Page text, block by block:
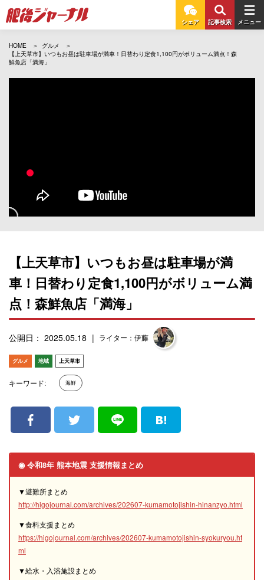
シェア 記事検索 メニュー
HOME
グルメ
【上天草市】いつもお昼は駐車場が満車！日替わり定食1,100円がボリューム満点！森
鮮魚店「満海」
【上天草市】いつもお昼は駐車場が満
車！日替わり定食1,100円がボリューム満
点！森鮮魚店「満海」
公開日： 2025.05.18 ライター：伊藤
グルメ 地域 上天草市
キーワード: 海鮮
◉ 令和8年 熊本地震 支援情報まとめ
▼避難所まとめ
http://higojournal.com/archives/202607-kumamotojishin-hinanzyo.html
▼食料支援まとめ
https://higojournal.com/archives/202607-kumamotojishin-syokuryou.ht
ml
▼給水・入浴施設まとめ